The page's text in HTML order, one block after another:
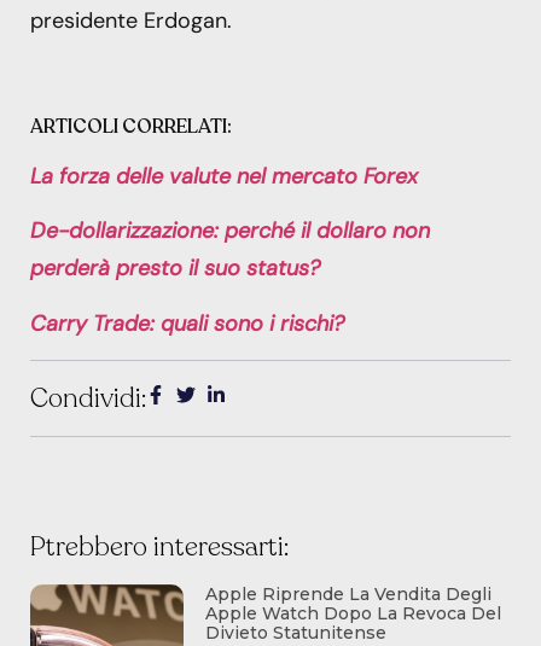
presidente Erdogan.
ARTICOLI CORRELATI:
La forza delle valute nel mercato Forex
De-dollarizzazione: perché il dollaro non
perderà presto il suo status?
Carry Trade: quali sono i rischi?
Condividi:
Ptrebbero interessarti:
Apple Riprende La Vendita Degli
Apple Watch Dopo La Revoca Del
Divieto Statunitense